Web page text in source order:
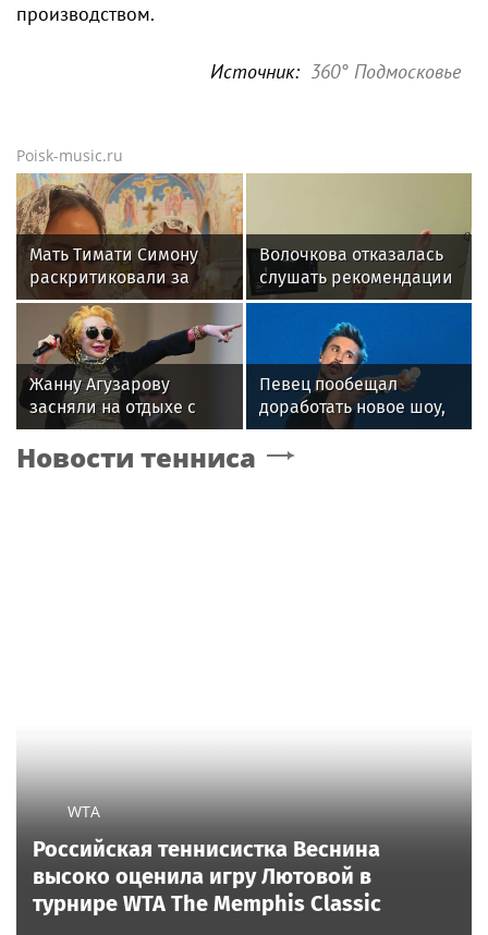
производством.
Источник: 360° Подмосковье
Poisk-music.ru
Мать Тимати Симону
раскритиковали за
неудачные фото
возлюбленной сына
Валентины
Волочкова отказалась
слушать рекомендации
врачей после новой
травмы: "Слушаю
сердце"
Жанну Агузарову
засняли на отдыхе с
22‑летним другом
Певец пообещал
доработать новое шоу,
подвергнутое критике
Новости тенниса
WTA
Российская теннисистка Веснина
высоко оценила игру Лютовой в
турнире WTA The Memphis Classic